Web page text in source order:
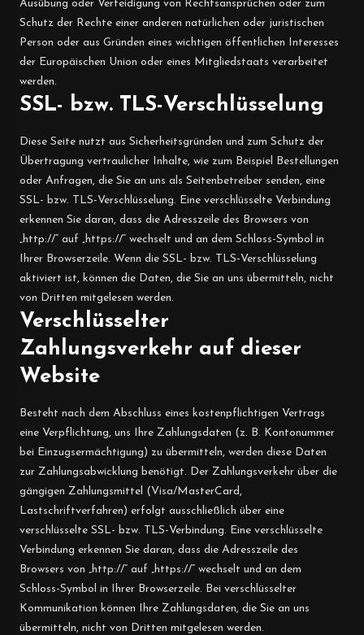
Ausübung oder Verteidigung von Rechtsansprüchen oder zum
Schutz der Rechte einer anderen natürlichen oder juristischen
Person oder aus Gründen eines wichtigen öffentlichen Interesses
der Europäischen Union oder eines Mitgliedstaats verarbeitet
werden.
SSL- bzw. TLS-Verschlüsselung
Diese Seite nutzt aus Sicherheitsgründen und zum Schutz der
Übertragung vertraulicher Inhalte, wie zum Beispiel Bestellungen
oder Anfragen, die Sie an uns als Seitenbetreiber senden, eine
SSL- bzw. TLS-Verschlüsselung. Eine verschlüsselte Verbindung
erkennen Sie daran, dass die Adresszeile des Browsers von
„http://“ auf „https://“ wechselt und an dem Schloss-Symbol in
Ihrer Browserzeile. Wenn die SSL- bzw. TLS-Verschlüsselung
aktiviert ist, können die Daten, die Sie an uns übermitteln, nicht
von Dritten mitgelesen werden.
Verschlüsselter
Zahlungsverkehr auf dieser
Website
Besteht nach dem Abschluss eines kostenpflichtigen Vertrags
eine Verpflichtung, uns Ihre Zahlungsdaten (z. B. Kontonummer
bei Einzugsermächtigung) zu übermitteln, werden diese Daten
zur Zahlungsabwicklung benötigt. Der Zahlungsverkehr über die
gängigen Zahlungsmittel (Visa/MasterCard,
Lastschriftverfahren) erfolgt ausschließlich über eine
verschlüsselte SSL- bzw. TLS-Verbindung. Eine verschlüsselte
Verbindung erkennen Sie daran, dass die Adresszeile des
Browsers von „http://“ auf „https://“ wechselt und an dem
Schloss-Symbol in Ihrer Browserzeile. Bei verschlüsselter
Kommunikation können Ihre Zahlungsdaten, die Sie an uns
übermitteln, nicht von Dritten mitgelesen werden.